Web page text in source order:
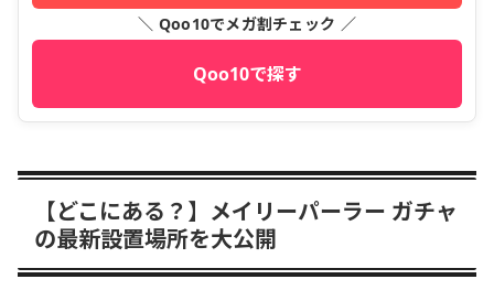
＼ Qoo10でメガ割チェック ／
Qoo10で探す
【どこにある？】メイリーパーラー ガチャ
の最新設置場所を大公開